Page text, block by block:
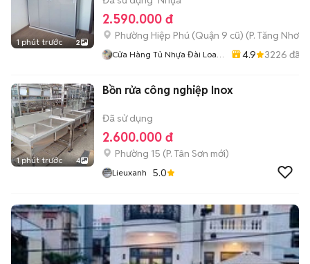
1 phút trước 2
2.590.000 đ
Phường Hiệp Phú (Quận 9 cũ) (P. Tăng Nhơn
Cửa Hàng Tủ Nhựa Đài Loan
4.9 3226 đã
1 phút trước 4
Bồn rửa công nghiệp Inox
Đã sử dụng
2.600.000 đ
Phường 15 (P. Tân Sơn mới)
Lieuxanh 5.0